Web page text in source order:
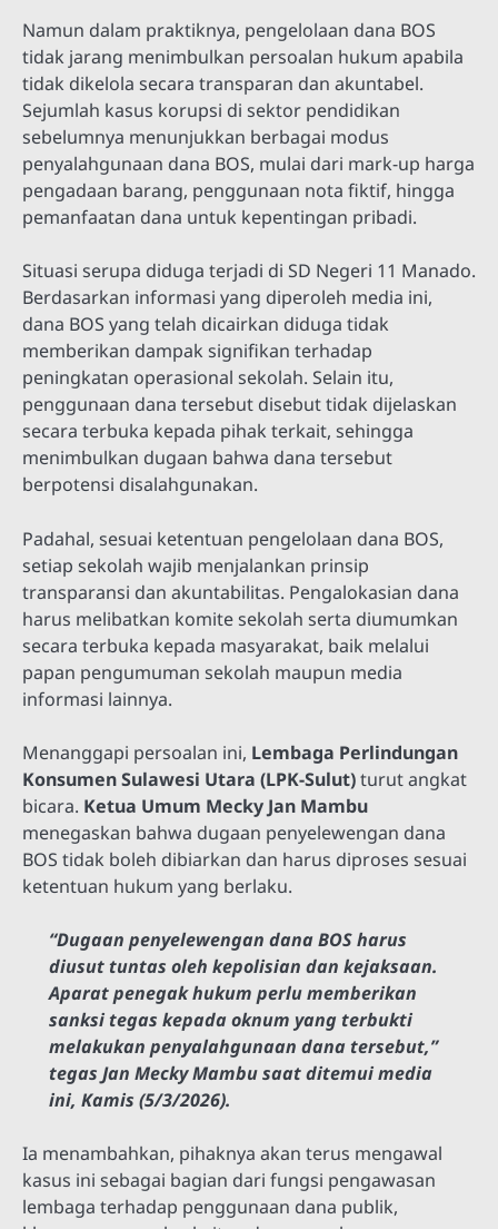
Namun dalam praktiknya, pengelolaan dana BOS
tidak jarang menimbulkan persoalan hukum apabila
tidak dikelola secara transparan dan akuntabel.
Sejumlah kasus korupsi di sektor pendidikan
sebelumnya menunjukkan berbagai modus
penyalahgunaan dana BOS, mulai dari mark-up harga
pengadaan barang, penggunaan nota fiktif, hingga
pemanfaatan dana untuk kepentingan pribadi.
Situasi serupa diduga terjadi di SD Negeri 11 Manado.
Berdasarkan informasi yang diperoleh media ini,
dana BOS yang telah dicairkan diduga tidak
memberikan dampak signifikan terhadap
peningkatan operasional sekolah. Selain itu,
penggunaan dana tersebut disebut tidak dijelaskan
secara terbuka kepada pihak terkait, sehingga
menimbulkan dugaan bahwa dana tersebut
berpotensi disalahgunakan.
Padahal, sesuai ketentuan pengelolaan dana BOS,
setiap sekolah wajib menjalankan prinsip
transparansi dan akuntabilitas. Pengalokasian dana
harus melibatkan komite sekolah serta diumumkan
secara terbuka kepada masyarakat, baik melalui
papan pengumuman sekolah maupun media
informasi lainnya.
Menanggapi persoalan ini, Lembaga Perlindungan
Konsumen Sulawesi Utara (LPK-Sulut)turut angkat
bicara. Ketua Umum Mecky Jan Mambu
menegaskan bahwa dugaan penyelewengan dana
BOS tidak boleh dibiarkan dan harus diproses sesuai
ketentuan hukum yang berlaku.
“Dugaan penyelewengan dana BOS harus
diusut tuntas oleh kepolisian dan kejaksaan.
Aparat penegak hukum perlu memberikan
sanksi tegas kepada oknum yang terbukti
melakukan penyalahgunaan dana tersebut,”
tegas Jan Mecky Mambu saat ditemui media
ini, Kamis (5/3/2026).
Ia menambahkan, pihaknya akan terus mengawal
kasus ini sebagai bagian dari fungsi pengawasan
lembaga terhadap penggunaan dana publik,